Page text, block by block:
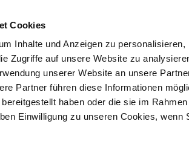
Cookies
Inhalte und Anzeigen zu
Zugriffe auf unsere Website zu
unserer Website an unsere
Partner führen diese Informationen
haben oder die sie im
Einwilligung zu unseren Cookies, wenn